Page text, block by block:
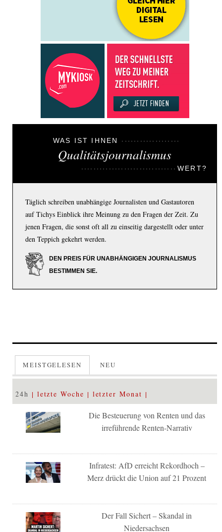
WAS IST IHNEN
Qualitätsjournalismus
WERT?
Täglich schreiben unabhängige Journalisten und Gastautoren
auf Tichys Einblick ihre Meinung zu den Fragen der Zeit. Zu
jenen Fragen, die sonst oft all zu einseitig dargestellt oder unter
den Teppich gekehrt werden.
DEN PREIS FÜR UNABHÄNGIGEN JOURNALISMUS
BESTIMMEN SIE.
MEISTGELESEN NEU
24h letzte Woche letzter Monat
Die Besteuerung von Renten und das
irreführende Renten-Narrativ
Infratest: AfD erreicht Rekordhoch –
Merz drückt die Union auf 21 Prozent
Der Fall Sichert – Skandal in
Niedersachsen